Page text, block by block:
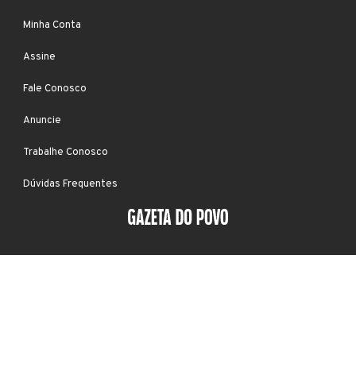
Minha Conta
Assine
Fale Conosco
Anuncie
Trabalhe Conosco
Dúvidas Frequentes